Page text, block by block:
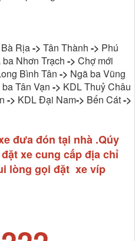
Bà Rịa-> Tân Thành -> Phú
ba Nhơn Trạch -> Chợ mới
Bình Tân -> Ngã ba Vũng
Tân Vạn -> KDL Thuỷ Châu
-> KDL Đại Nam-> Bến Cát->
đưa đón tại nhà .Qúy
xe cung cấp địa chỉ
lòng gọi đặt xe víp